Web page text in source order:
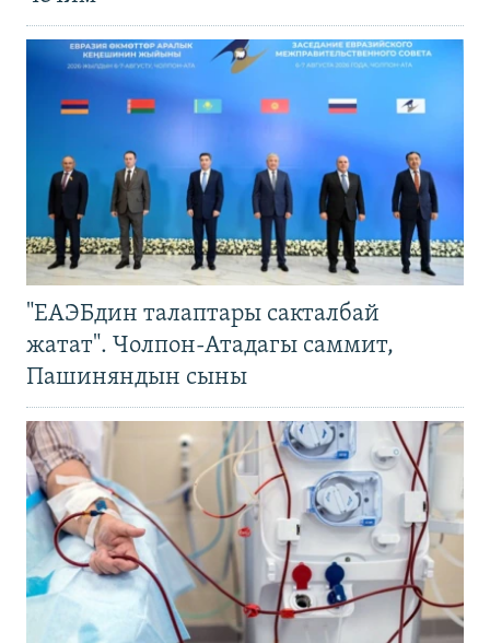
"ЕАЭБдин талаптары сакталбай
жатат". Чолпон-Атадагы саммит,
Пашиняндын сыны